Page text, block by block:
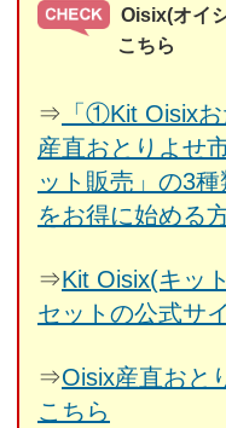
Oisix(オイ
こちら
⇒ 「①Kit Oisix
産直おとりよせ
ット販売」の3
をお得に始める
⇒Kit Oisix(キッ
セットの公式サ
⇒Oisix産直おと
こちら